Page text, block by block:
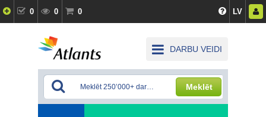
0 0 0 LV
DARBU VEIDI
Meklēt